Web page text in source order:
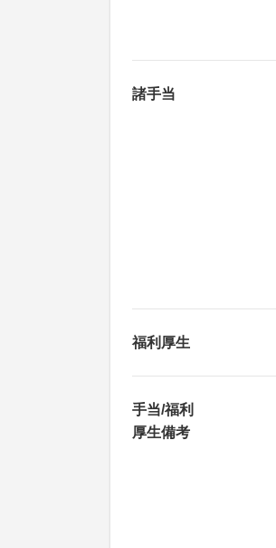
諸手当
福利厚生
手当/福利
厚生備考